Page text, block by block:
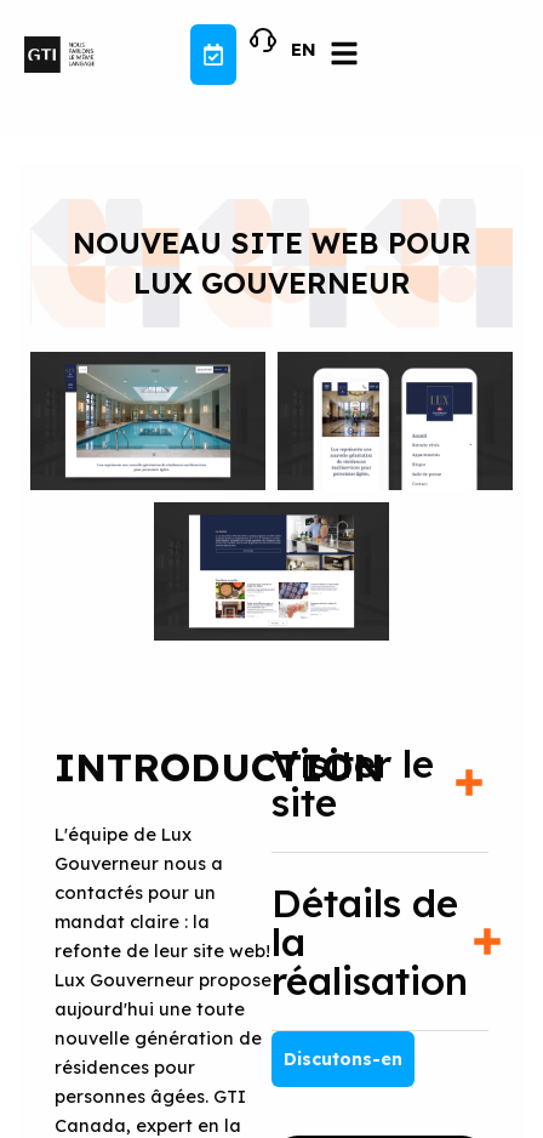
contenu
EN
NOUVEAU SITE WEB POUR
LUX GOUVERNEUR
INTRODUCTION
L'équipe de Lux
Gouverneur nous a
contactés pour un
mandat claire : la
refonte de leur site web!
Lux Gouverneur propose
aujourd'hui une toute
nouvelle génération de
résidences pour
personnes âgées. GTI
Canada, expert en la
Visiter le
site
Détails de
la
réalisation
Discutons-en